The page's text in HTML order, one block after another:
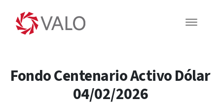
Fondo Centenario Activo Dólar
04/02/2026